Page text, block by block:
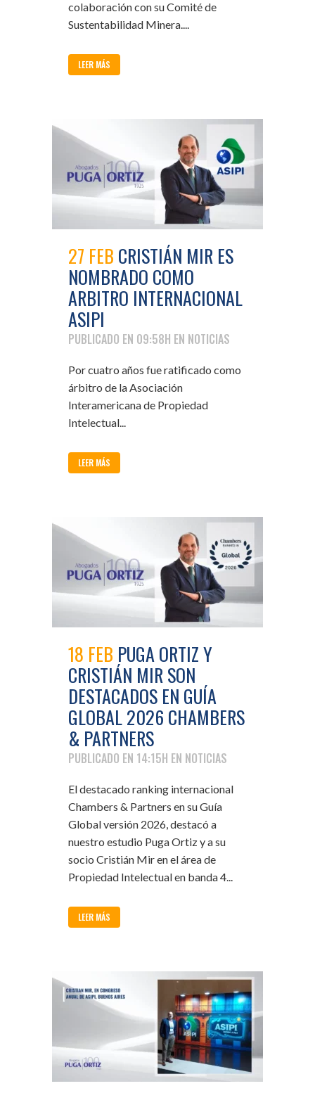
colaboración con su Comité de
Sustentabilidad Minera....
LEER MÁS
27 FEB CRISTIÁN MIR ES
NOMBRADO COMO
ARBITRO INTERNACIONAL
ASIPI
PUBLICADO EN 09:58H EN NOTICIAS
Por cuatro años fue ratificado como
árbitro de la Asociación
Interamericana de Propiedad
Intelectual...
LEER MÁS
18 FEB PUGA ORTIZ Y
CRISTIÁN MIR SON
DESTACADOS EN GUÍA
GLOBAL 2026 CHAMBERS
& PARTNERS
PUBLICADO EN 14:15H EN NOTICIAS
El destacado ranking internacional
Chambers & Partners en su Guía
Global versión 2026, destacó a
nuestro estudio Puga Ortiz y a su
socio Cristián Mir en el área de
Propiedad Intelectual en banda 4...
LEER MÁS